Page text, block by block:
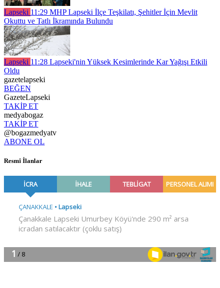
Lapseki 11:29 MHP Lapseki İlçe Teşkilatı, Şehitler İçin Mevlit
Okuttu ve Tatlı İkramında Bulundu
Lapseki 11:28 Lapseki'nin Yüksek Kesimlerinde Kar Yağışı Etkili
Oldu
gazetelapseki
BEĞEN
GazeteLapseki
TAKİP ET
medyabogaz
TAKİP ET
@bogazmedyatv
ABONE OL
Resmî İlanlar